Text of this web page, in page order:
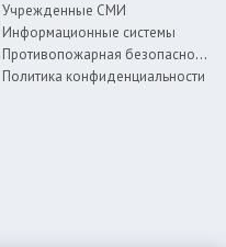
Учрежденные СМИ
Информационные системы
Противопожарная безопасность
Политика конфиденциальности